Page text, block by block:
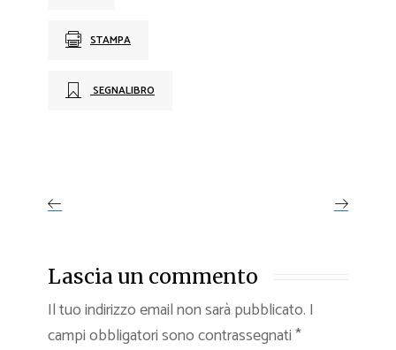
STAMPA
SEGNALIBRO
Lascia un commento
Il tuo indirizzo email non sarà pubblicato. I
campi obbligatori sono contrassegnati*